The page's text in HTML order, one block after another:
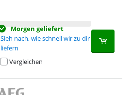
Morgen geliefert
Sieh nach, wie schnell wir zu dir
liefern
Vergleichen